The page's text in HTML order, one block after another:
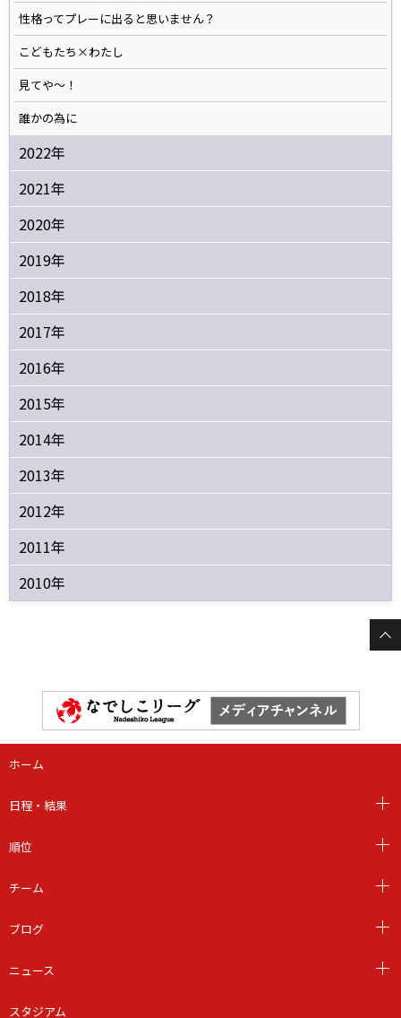
性格ってプレーに出ると思いません？
こどもたち×わたし
見てや～！
誰かの為に
2022年
2021年
2020年
2019年
2018年
2017年
2016年
2015年
2014年
2013年
2012年
2011年
2010年
ホーム
日程・結果
順位
チーム
ブログ
ニュース
スタジアム